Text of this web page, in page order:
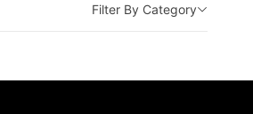
Filter By Category